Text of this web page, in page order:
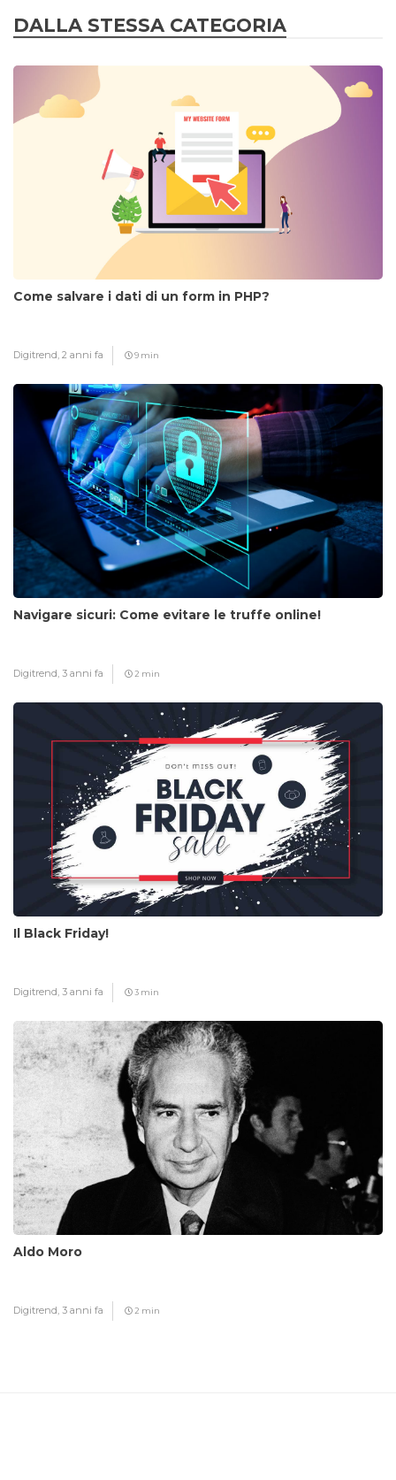
DALLA STESSA CATEGORIA
Come salvare i dati di un form in PHP?
Digitrend, 2 anni fa 9 min
Navigare sicuri: Come evitare le truffe online!
Digitrend, 3 anni fa 2 min
Il Black Friday!
Digitrend, 3 anni fa 3 min
Aldo Moro
Digitrend, 3 anni fa 2 min